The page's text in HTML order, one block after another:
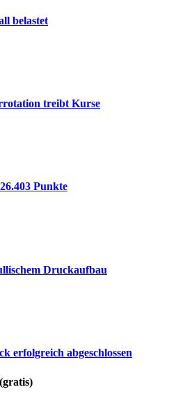
belastet
treibt Kurse
Punkte
Druckaufbau
erfolgreich abgeschlossen
(gratis)